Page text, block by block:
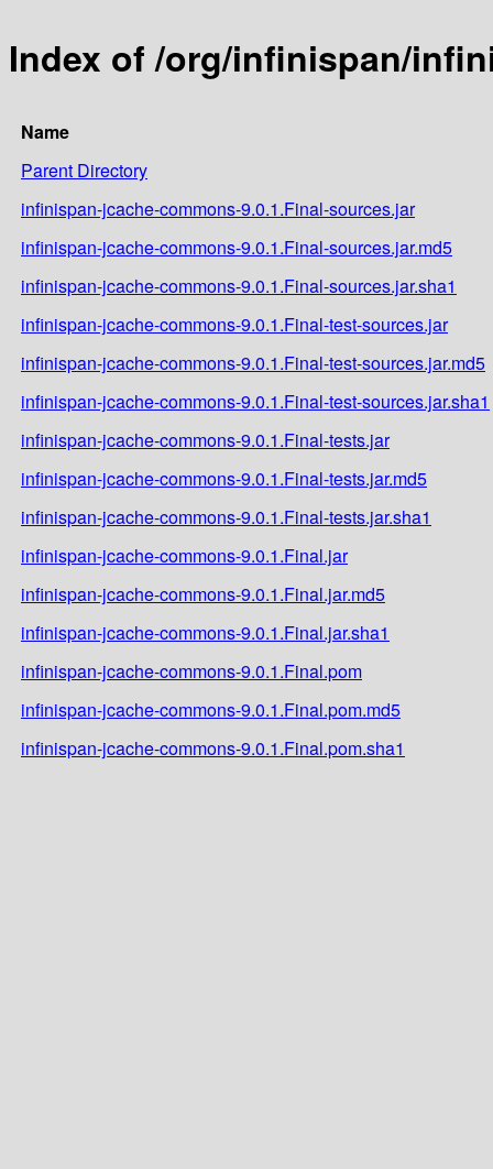
Index of /org/infinispan/
Name
Parent Directory
infinispan-jcache-commons-9.0.1.Final-sources.jar
infinispan-jcache-commons-9.0.1.Final-sources.jar.md5
infinispan-jcache-commons-9.0.1.Final-sources.jar.sha1
infinispan-jcache-commons-9.0.1.Final-test-sources.jar
infinispan-jcache-commons-9.0.1.Final-test-sources.jar.md5
infinispan-jcache-commons-9.0.1.Final-test-sources.jar.sha1
infinispan-jcache-commons-9.0.1.Final-tests.jar
infinispan-jcache-commons-9.0.1.Final-tests.jar.md5
infinispan-jcache-commons-9.0.1.Final-tests.jar.sha1
infinispan-jcache-commons-9.0.1.Final.jar
infinispan-jcache-commons-9.0.1.Final.jar.md5
infinispan-jcache-commons-9.0.1.Final.jar.sha1
infinispan-jcache-commons-9.0.1.Final.pom
infinispan-jcache-commons-9.0.1.Final.pom.md5
infinispan-jcache-commons-9.0.1.Final.pom.sha1